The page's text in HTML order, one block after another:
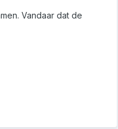
Vandaar dat de